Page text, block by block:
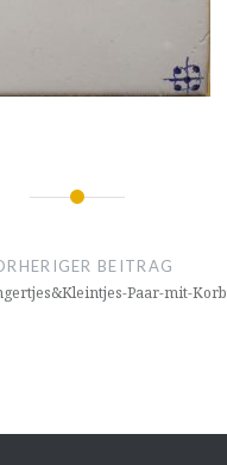
BEITRAG
Paar-mit-Korb